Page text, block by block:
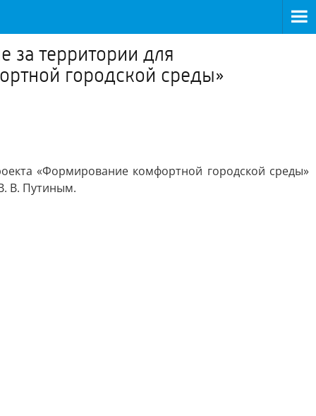
за территории для
городской среды»
«Формирование комфортной городской среды»
В. Путиным.